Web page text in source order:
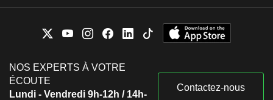
NOS EXPERTS À VOTRE
ÉCOUTE
Lundi - Vendredi 9h-12h / 14h-
Contactez-nous